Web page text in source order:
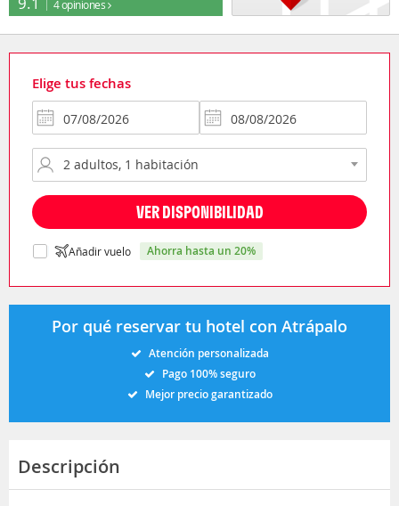
4 opiniones
Elige tus fechas
VER DISPONIBILIDAD
Añadir vuelo ahorra hasta un 20%
Por qué reservar tu hotel con Atrápalo
Atención personalizada
Pago 100% seguro
Mejor precio garantizado
Descripción